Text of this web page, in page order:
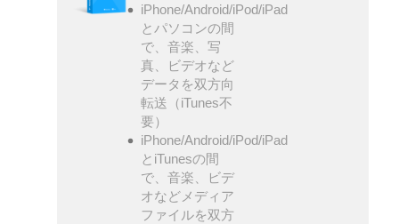
iPhone/Android/iPod/iPad
とパソコンの間
で、音楽、写
真、ビデオなど
データを双方向
転送（iTunes不
要）
iPhone/Android/iPod/iPad
とiTunesの間
で、音楽、ビデ
オなどメディア
ファイルを双方